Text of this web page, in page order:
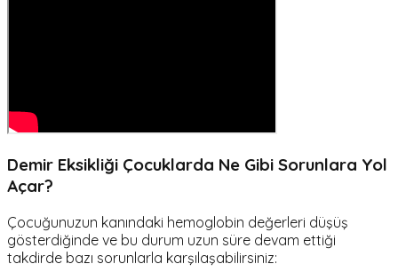
Demir Eksikliği Çocuklarda Ne Gibi Sorunlara Yol
Açar?
Çocuğunuzun kanındaki hemoglobin değerleri düşüş
gösterdiğinde ve bu durum uzun süre devam ettiği
takdirde bazı sorunlarla karşılaşabilirsiniz: